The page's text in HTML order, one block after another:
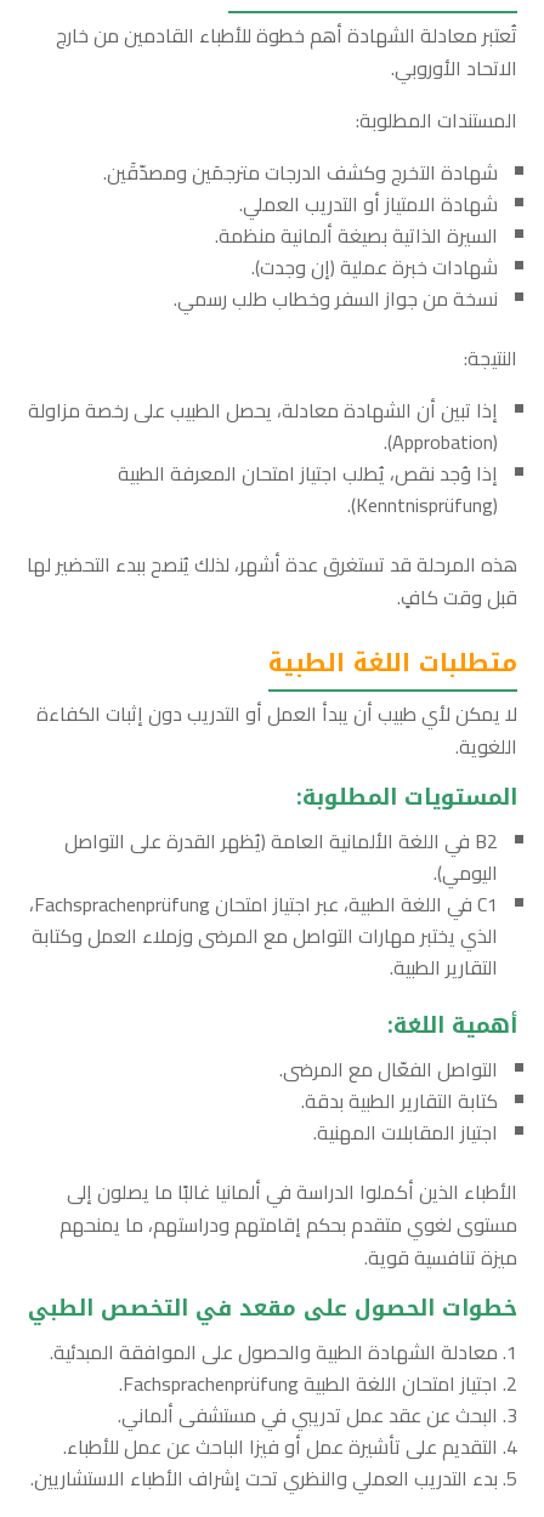
تُعتبر معادلة الشهادة أهم خطوة للأطباء القادمين من خارج
الاتحاد الأوروبي.
المستندات المطلوبة:
شهادة التخرج وكشف الدرجات مترجمَين ومصدّقَين.
شهادة الامتياز أو التدريب العملي.
السيرة الذاتية بصيغة ألمانية منظمة.
شهادات خبرة عملية (إن وجدت).
نسخة من جواز السفر وخطاب طلب رسمي.
النتيجة:
إذا تبين أن الشهادة معادلة، يحصل الطبيب على رخصة مزاولة
(Approbation).
إذا وُجد نقص، يُطلب اجتياز امتحان المعرفة الطبية
(Kenntnisprüfung).
هذه المرحلة قد تستغرق عدة أشهر، لذلك يُنصح ببدء التحضير لها
قبل وقت كافٍ.
متطلبات اللغة الطبية
لا يمكن لأي طبيب أن يبدأ العمل أو التدريب دون إثبات الكفاءة
اللغوية.
المستويات المطلوبة:
B2 في اللغة الألمانية العامة (يُظهر القدرة على التواصل
اليومي).
C1 في اللغة الطبية، عبر اجتياز امتحان Fachsprachenprüfung،
الذي يختبر مهارات التواصل مع المرضى وزملاء العمل وكتابة
التقارير الطبية.
أهمية اللغة:
التواصل الفعّال مع المرضى.
كتابة التقارير الطبية بدقة.
اجتياز المقابلات المهنية.
الأطباء الذين أكملوا الدراسة في ألمانيا غالبًا ما يصلون إلى
مستوى لغوي متقدم بحكم إقامتهم ودراستهم، ما يمنحهم
ميزة تنافسية قوية.
خطوات الحصول على مقعد في التخصص الطبي
معادلة الشهادة الطبية والحصول على الموافقة المبدئية.
اجتياز امتحان اللغة الطبية Fachsprachenprüfung.
البحث عن عقد عمل تدريبي في مستشفى ألماني.
التقديم على تأشيرة عمل أو فيزا الباحث عن عمل للأطباء.
بدء التدريب العملي والنظري تحت إشراف الأطباء الاستشاريين.